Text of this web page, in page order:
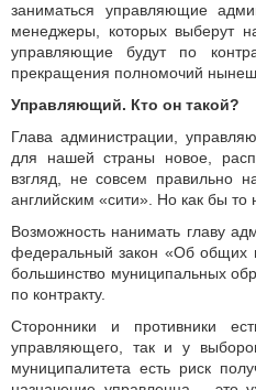
заниматься управляющие
менеджеры, которых выберут
управляющие будут по
прекращения полномочий
Управляющий. Кто он такой?
Глава администрации,
для нашей страны новое,
взгляд, не совсем правильно
английским «сити». Но как бы
Возможность нанимать главу
федеральный закон «Об общих
большинство муниципальных
по контракту.
Сторонники и противники
управляющего, так и у
муниципалитета есть риск